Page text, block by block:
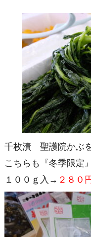
千枚漬 聖護院かぶ
こちらも『冬季限定
１００ｇ入→ ２８０